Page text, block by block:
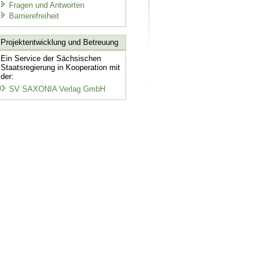
Fragen und Antworten
Barrierefreiheit
Projektentwicklungund Betreuung
Ein Service der Sächsischen
Staatsregierung in Kooperation mit
der:
SV SAXONIA Verlag GmbH